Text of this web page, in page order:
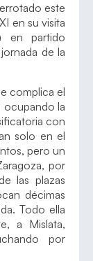
este
en su visita
en partido
de la
complica el
ocupando la
con
solo en el
pero un
por
las plazas
décimas
Todo ella
a Mislata,
por